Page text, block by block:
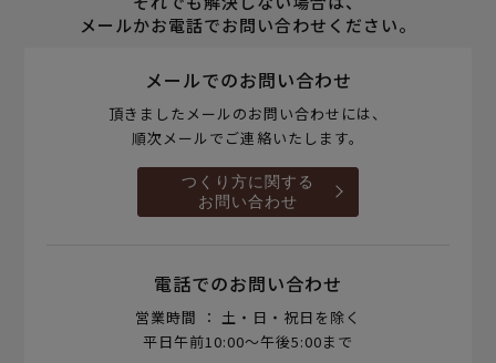
メールかお電話でお問い合わせください。
メールでのお問い合わせ
頂きましたメールのお問い合わせには、
順次メールでご連絡いたします。
つくり方に関する
お問い合わせ
電話でのお問い合わせ
営業時間 ： 土・日・祝日を除く
平日午前10:00～午後5:00まで